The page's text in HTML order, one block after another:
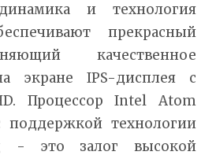
и технология
прекрасный
качественное
экране IPS-дисплея с
Процессор Intel Atom
поддержкой технологии
- это залог высокой